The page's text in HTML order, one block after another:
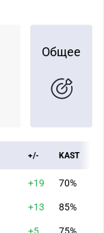
Общее
+/- KAST
+19 70%
+13 85%